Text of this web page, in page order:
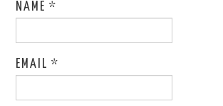
NAME*
EMAIL*